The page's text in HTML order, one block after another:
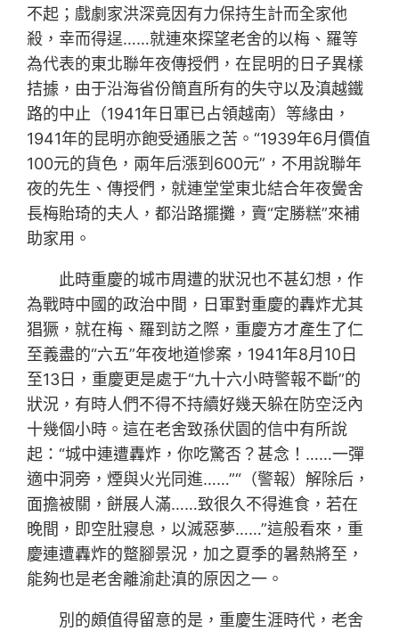
不起；戲劇家洪深竟因有力保持生計而全家他
殺，幸而得逞……就連來探望老舍的以梅、羅等
為代表的東北聯年夜傳授們，在昆明的日子異樣
拮據，由于沿海省份簡直所有的失守以及滇越鐵
路的中止（1941年日軍已占領越南）等緣由，
1941年的昆明亦飽受通脹之苦。“1939年6月價值
100元的貨色，兩年后漲到600元”，不用說聯年
夜的先生、傳授們，就連堂堂東北結合年夜黌舍
長梅貽琦的夫人，都沿路擺攤，賣“定勝糕”來補
助家用。
此時重慶的城市周遭的狀況也不甚幻想，作
為戰時中國的政治中間，日軍對重慶的轟炸尤其
猖獗，就在梅、羅到訪之際，重慶方才產生了仁
至義盡的“六五”年夜地道慘案，1941年8月10日
至13日，重慶更是處于“九十六小時警報不斷”的
狀況，有時人們不得不持續好幾天躲在防空泛內
十幾個小時。這在老舍致孫伏園的信中有所說
起：“城中連遭轟炸，你吃驚否？甚念！……一彈
適中洞旁，煙與火光同進……”“（警報）解除后，
面擔被關，餅展人滿……致很久不得進食，若在
晚間，即空肚寢息，以滅惡夢……”這般看來，重
慶連遭轟炸的蹩腳景況，加之夏季的暑熱將至，
能夠也是老舍離渝赴滇的原因之一。
別的頗值得留意的是，重慶生涯時代，老舍